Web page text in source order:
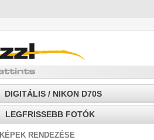
DIGITÁLIS / NIKON D70S
LEGFRISSEBB FOTÓK
KÉPEK RENDEZÉSE